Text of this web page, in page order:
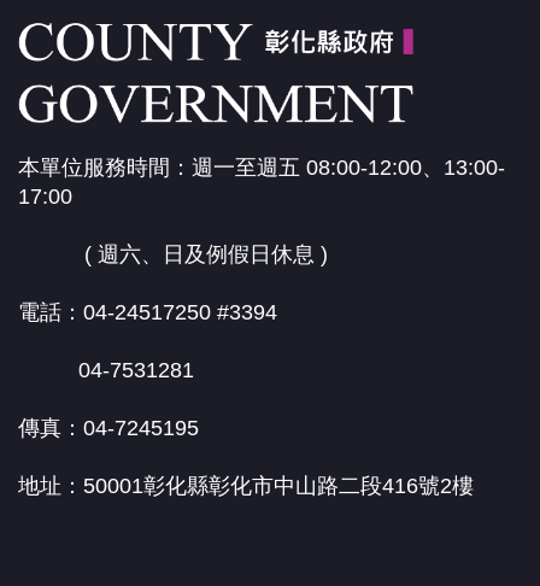
本單位服務時間：週一至週五 08:00-12:00、13:00-
17:00
( 週六、日及例假日休息 )
電話：04-24517250 #3394
04-7531281
傳真：04-7245195
地址：50001彰化縣彰化市中山路二段416號2樓